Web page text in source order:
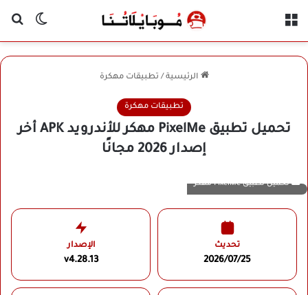
الوضع
الرئيسية / تطبيقات مهكرة
تطبيقات مهكرة
تحميل تطبيق PixelMe مهكر للأندرويد APK أخر
إصدار 2026 مجانًا
تحميل تطبيق PixelMe مهكر
تحديث
2026/07/25
الإصدار
v4.28.13